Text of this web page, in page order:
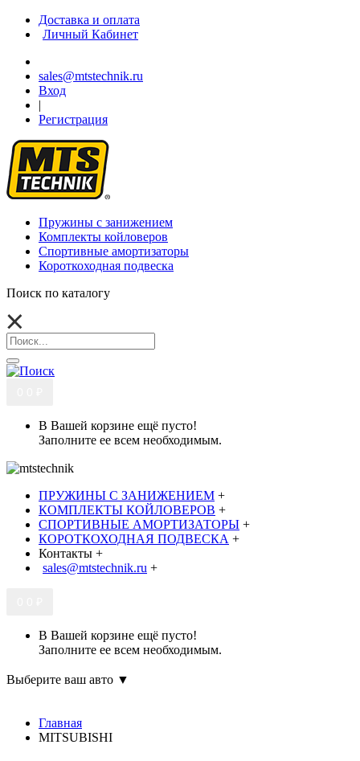
Доставка и оплата
Личный Кабинет
sales@mtstechnik.ru
Вход
|
Регистрация
Пружины с занижением
Комплекты койловеров
Спортивные амортизаторы
Короткоходная подвеска
Поиск по каталогу
В Вашей корзине ещё пусто!
Заполните ее всем необходимым.
ПРУЖИНЫ С ЗАНИЖЕНИЕМ +
КОМПЛЕКТЫ КОЙЛОВЕРОВ +
СПОРТИВНЫЕ АМОРТИЗАТОРЫ +
КОРОТКОХОДНАЯ ПОДВЕСКА +
Контакты +
sales@mtstechnik.ru +
В Вашей корзине ещё пусто!
Заполните ее всем необходимым.
Выберите ваш авто ▼
Главная
MITSUBISHI